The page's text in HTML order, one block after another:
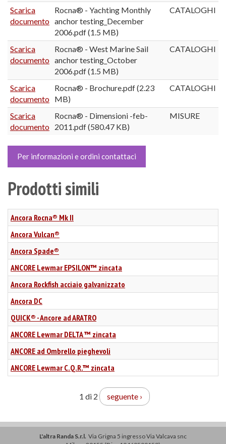
Scarica
documento
Rocna® - Yachting Monthly
anchor testing_December
2006.pdf (1.5 MB)
CATALOGHI
Scarica
documento
Rocna® - West Marine Sail
anchor testing_October
2006.pdf (1.5 MB)
CATALOGHI
Scarica
documento
Rocna® - Brochure.pdf (2.23
MB)
CATALOGHI
Scarica
documento
Rocna® - Dimensioni -feb-
2011.pdf (580.47 KB)
MISURE
Per informazioni e ordini contattaci
Prodotti simili
Ancora Rocna® Mk II
Ancora Vulcan®
Ancora Spade®
ANCORE Lewmar EPSILON™ zincata
Ancora Rockfish acciaio galvanizzato
Ancora DC
QUICK® - Ancore ad ARATRO
ANCORE Lewmar DELTA ™ zincata
ANCORE ad Ombrello pieghevoli
ANCORE Lewmar C.Q.R.™ zincata
1 di 2 seguente ›
L'altra Randa S.r.l. Via Grigna 5 ingresso Via Valcava snc